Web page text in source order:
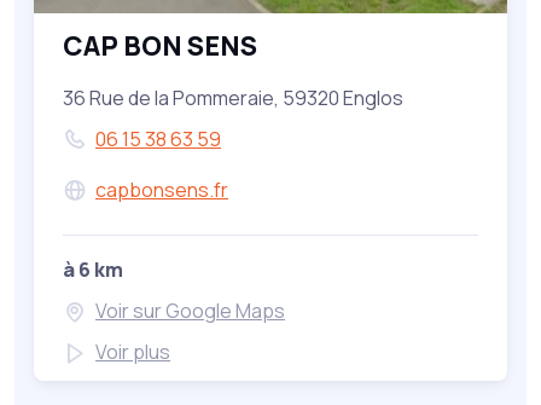
CAP BON SENS
36 Rue de la Pommeraie, 59320 Englos
06 15 38 63 59
capbonsens.fr
à 6 km
Voir sur Google Maps
Voir plus